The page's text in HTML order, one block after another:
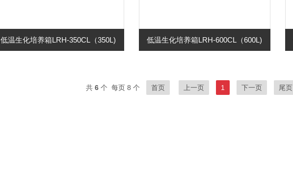
低温生化培养箱LRH-350CL（350L) 低温生化培养箱LRH-600CL（600L)
共 6 个 每页 8 个 首页 上一页 1 下一页 尾页